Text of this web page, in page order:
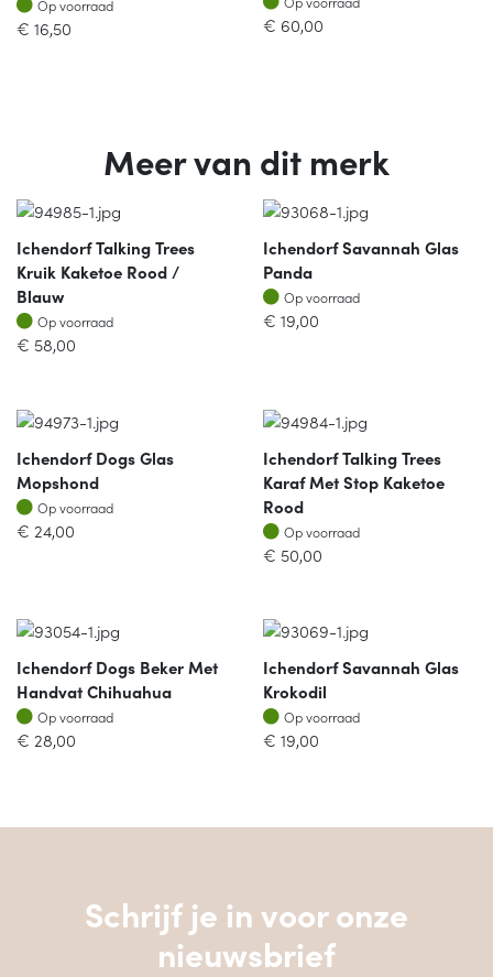
Op voorraad
€ 16,50 € 60,00
Meer van dit merk
Ichendorf Talking Trees
Kruik Kaketoe Rood /
Blauw
Op voorraad
Op voorraad
€ 58,00
Ichendorf Savannah Glas
Panda
Op voorraad
Op voorraad
€ 19,00
Ichendorf Dogs Glas
Mopshond
Op voorraad
Op voorraad
€ 24,00
Ichendorf Talking Trees
Karaf Met Stop Kaketoe
Rood
Op voorraad
Op voorraad
€ 50,00
Ichendorf Dogs Beker Met
Handvat Chihuahua
Op voorraad
Op voorraad
€ 28,00
Ichendorf Savannah Glas
Krokodil
Op voorraad
Op voorraad
€ 19,00
Schrijf je in voor onze
nieuwsbrief